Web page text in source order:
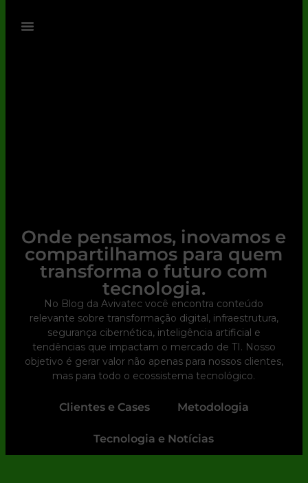
Onde pensamos, inovamos e
compartilhamos para quem
transforma o futuro com
tecnologia.
No Blog da Avivatec você encontra conteúdo
relevante sobre transformação digital, infraestrutura,
segurança cibernética, inteligência artificial e
tendências que impactam o mercado de TI. Nosso
objetivo é gerar valor não apenas para nossos clientes,
mas para todo o ecossistema tecnológico.
Clientes e Cases Metodologia
Tecnologia e Notícias